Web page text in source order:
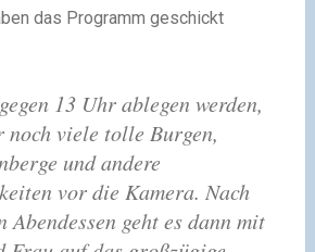
das Programm geschickt
13 Uhr ablegen werden,
noch viele tolle Burgen,
und andere
vor die Kamera. Nach
Abendessen geht es dann mit